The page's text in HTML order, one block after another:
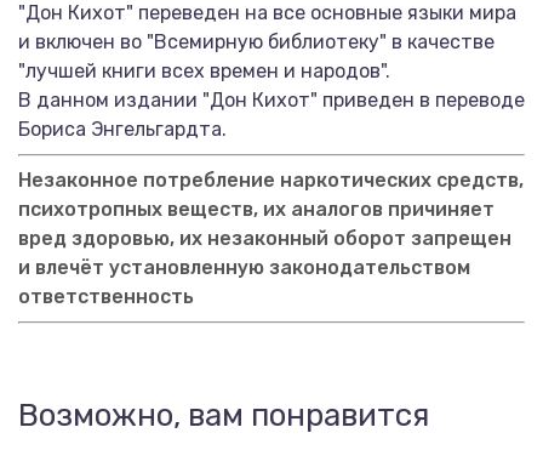
"Дон Кихот" переведен на все основные языки мира
и включен во "Всемирную библиотеку" в качестве
"лучшей книги всех времен и народов".
В данном издании "Дон Кихот" приведен в переводе
Бориса Энгельгардта.
Незаконное потребление наркотических средств,
психотропных веществ, их аналогов причиняет
вред здоровью, их незаконный оборот запрещен
и влечёт установленную законодательством
ответственность
Возможно, вам понравится